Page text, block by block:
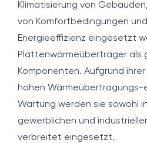
Klimatisierung von
von Komfortbedingungen
Energieeffizienz eingesetzt
Plattenwärmeübertrager als
Komponenten. Aufgrund
hohen Wärmeübertragungs-
Wartung werden sie sowohl
gewerblichen und
verbreitet eingesetzt.